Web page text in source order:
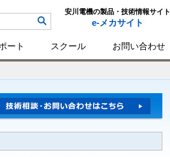
安川電機の製品・技術情報サイト
e-メカサイト
ート スクール お問い合わせ